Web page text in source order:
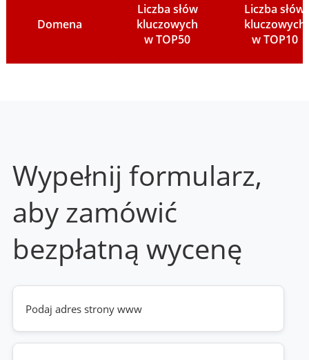
Domena
Liczba słów
kluczowych
w TOP50
Liczba słów
kluczowych
w TOP10
Wypełnij formularz,
aby zamówić
bezpłatną wycenę
Twoja
strona
www
(wymagane)
Telefon